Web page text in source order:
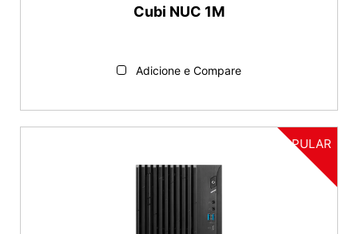
Cubi NUC 1M
Adicione e Compare
POPULAR